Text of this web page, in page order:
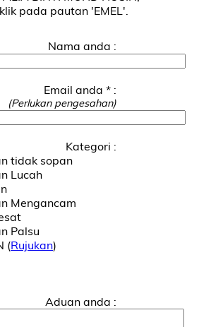
pada pautan 'EMEL'.
Nama anda :
Email anda * :
(Perlukan pengesahan)
Kategori :
tidak sopan
Lucah
Mengancam
Palsu
(Rujukan)
Aduan anda :